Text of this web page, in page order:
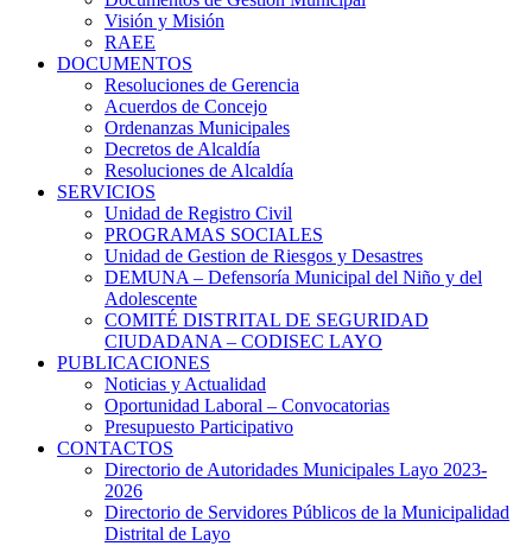
Visión y Misión
RAEE
DOCUMENTOS
Resoluciones de Gerencia
Acuerdos de Concejo
Ordenanzas Municipales
Decretos de Alcaldía
Resoluciones de Alcaldía
SERVICIOS
Unidad de Registro Civil
PROGRAMAS SOCIALES
Unidad de Gestion de Riesgos y Desastres
DEMUNA – Defensoría Municipal del Niño y del
Adolescente
COMITÉ DISTRITAL DE SEGURIDAD
CIUDADANA – CODISEC LAYO
PUBLICACIONES
Noticias y Actualidad
Oportunidad Laboral – Convocatorias
Presupuesto Participativo
CONTACTOS
Directorio de Autoridades Municipales Layo 2023-
2026
Directorio de Servidores Públicos de la Municipalidad
Distrital de Layo